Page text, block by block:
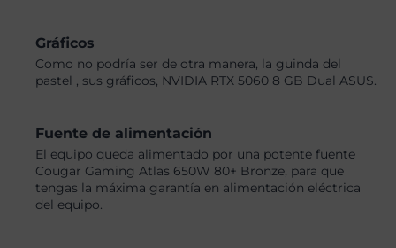
Gráficos
Como no podría ser de otra manera, la guinda del
pastel , sus gráficos, NVIDIA RTX 5060 8 GB Dual ASUS.
Fuente de alimentación
El equipo queda alimentado por una potente fuente
Cougar Gaming Atlas 650W 80+ Bronze, para que
tengas la máxima garantía en alimentación eléctrica
del equipo.